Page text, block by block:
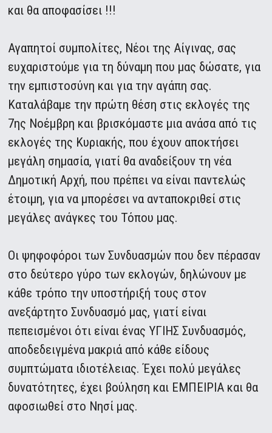
και θα αποφασίσει !!!
Αγαπητοί συμπολίτες, Νέοι της Αίγινας, σας
ευχαριστούμε για τη δύναμη που μας δώσατε, για
την εμπιστοσύνη και για την αγάπη σας.
Καταλάβαμε την πρώτη θέση στις εκλογές της
7ης Νοέμβρη και βρισκόμαστε μια ανάσα από τις
εκλογές της Κυριακής, που έχουν αποκτήσει
μεγάλη σημασία, γιατί θα αναδείξουν τη νέα
Δημοτική Αρχή, που πρέπει να είναι παντελώς
έτοιμη, για να μπορέσει να ανταποκριθεί στις
μεγάλες ανάγκες του Τόπου μας.
Οι ψηφοφόροι των Συνδυασμών που δεν πέρασαν
στο δεύτερο γύρο των εκλογών, δηλώνουν με
κάθε τρόπο την υποστήριξή τους στον
ανεξάρτητο Συνδυασμό μας, γιατί είναι
πεπεισμένοι ότι είναι ένας ΥΓΙΗΣ Συνδυασμός,
αποδεδειγμένα μακριά από κάθε είδους
συμπτώματα ιδιοτέλειας. Έχει πολύ μεγάλες
δυνατότητες, έχει βούληση και ΕΜΠΕΙΡΙΑ και θα
αφοσιωθεί στο Νησί μας.